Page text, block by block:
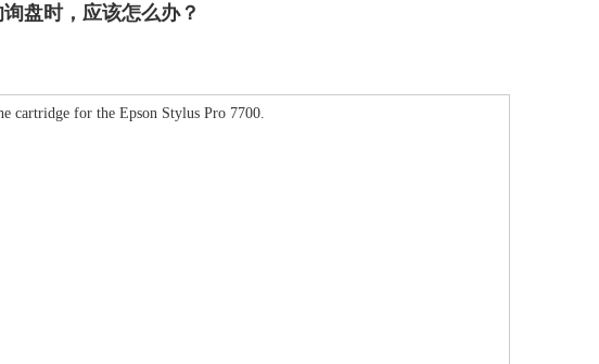
盘时，应该怎么办？
cartridge for the Epson Stylus Pro 7700.